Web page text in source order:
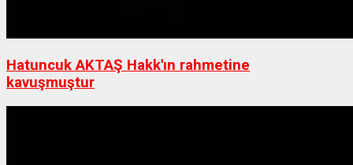
Hatuncuk AKTAŞ Hakk'ın rahmetine
kavuşmuştur